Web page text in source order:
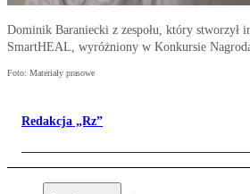
Dominik Baraniecki z zespołu, który stworzył
SmartHEAL, wyróżniony w Konkursie Nagroda
Foto: Materiały prasowe
Redakcja „Rz”